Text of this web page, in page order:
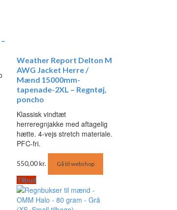
Weather Report Delton M
AWG Jacket Herre /
Mænd 15000mm-
tapenade-2XL – Regntøj,
poncho
Klassisk vindtæt
herreregnjakke med aftagelig
hætte. 4-vejs stretch materiale.
PFC-fri.
550,00kr. Gå til webshop
Tilbud